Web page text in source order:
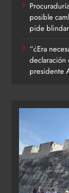
posible
pide
“¿Era
declaración
presidente